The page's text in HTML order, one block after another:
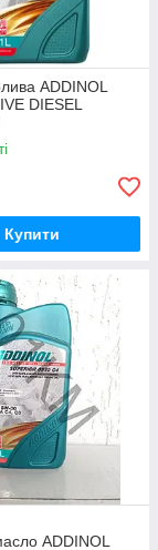
ADDINOL
DIESEL
Купити
ADDINOL